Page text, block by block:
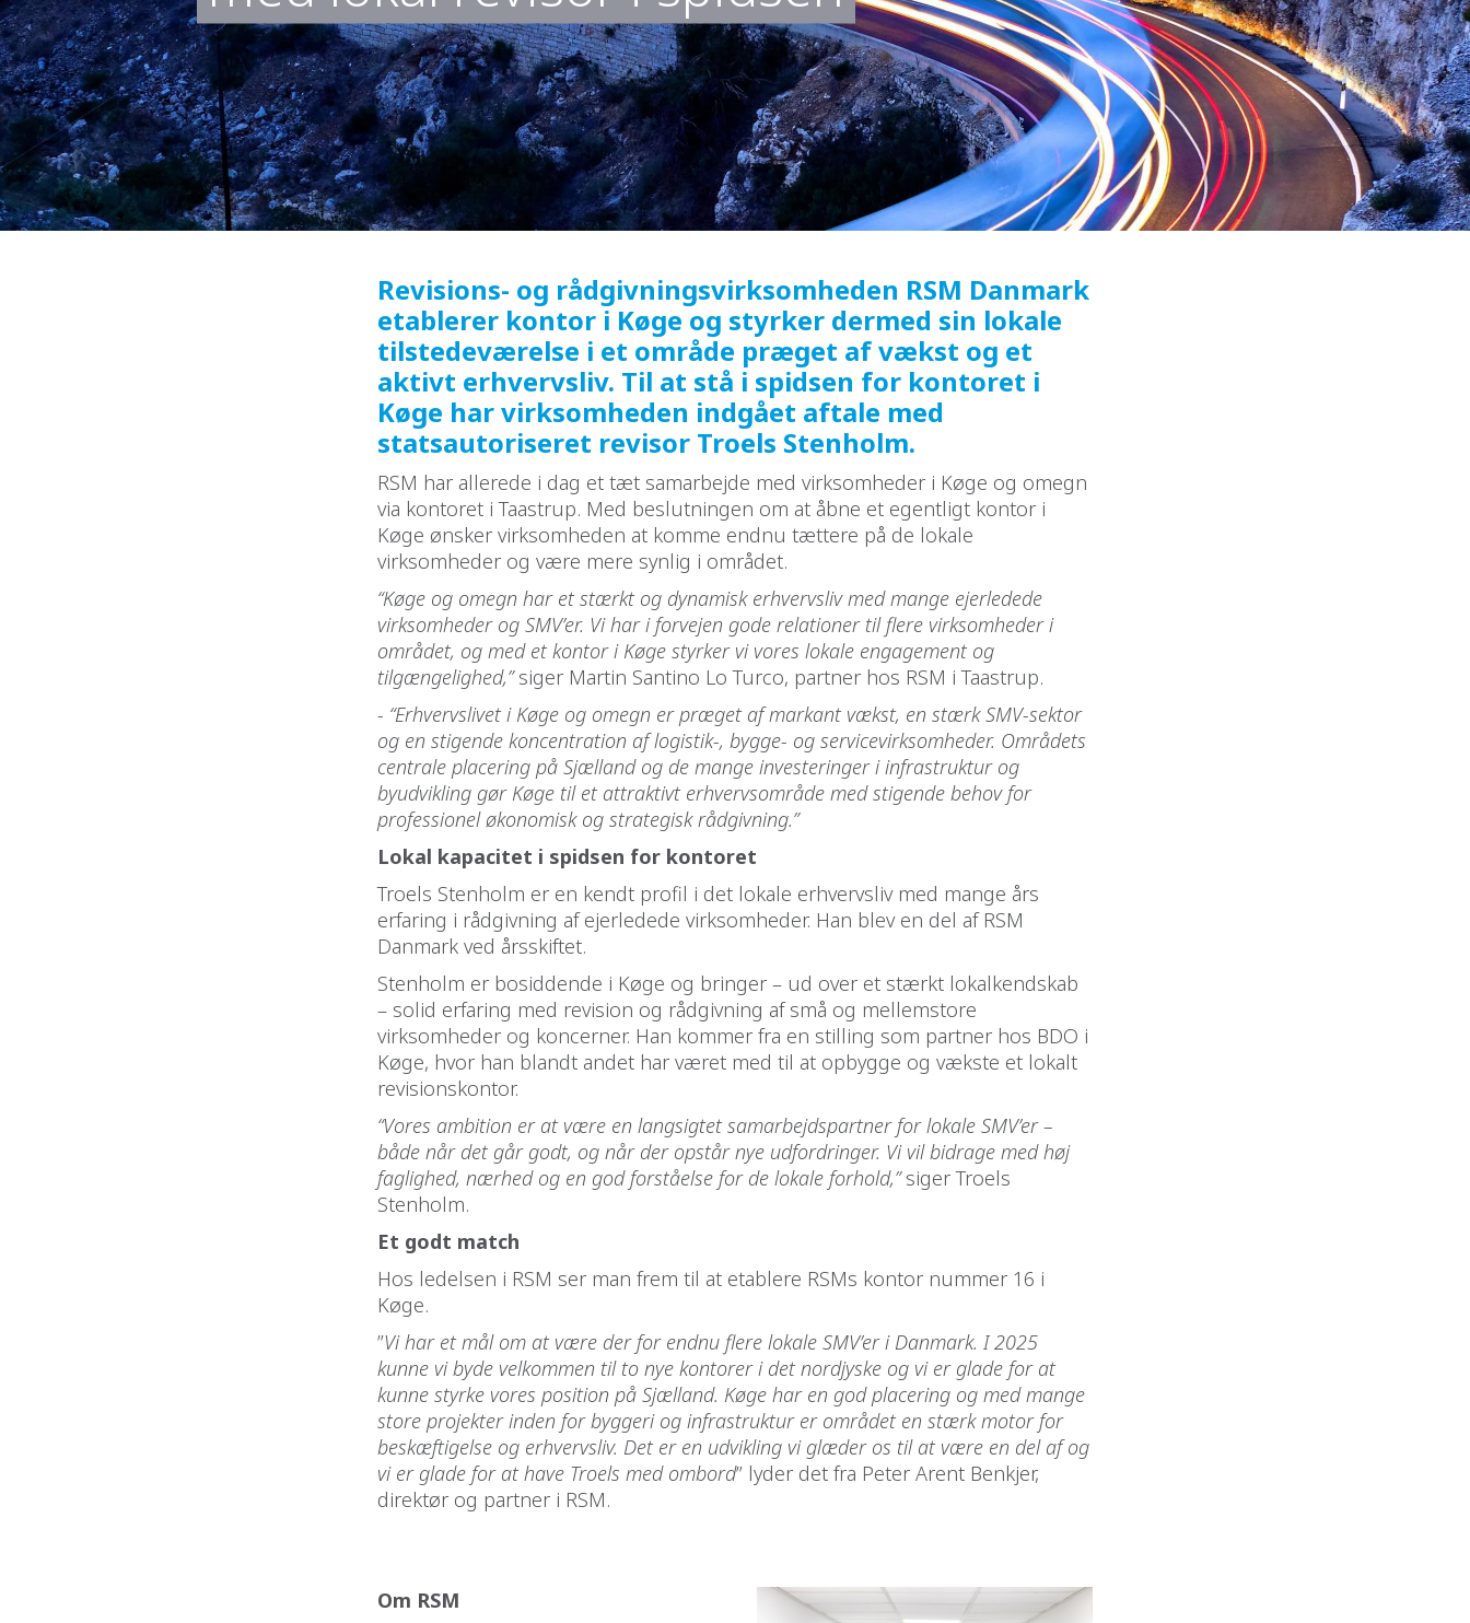
Revisions- og rådgivningsvirksomheden RSM Danmark
etablerer kontor i Køge og styrker dermed sin lokale
tilstedeværelse i et område præget af vækst og et
aktivt erhvervsliv. Til at stå i spidsen for kontoret i
Køge har virksomheden indgået aftale med
statsautoriseret revisor Troels Stenholm.
RSM har allerede i dag et tæt samarbejde med virksomheder i Køge og omegn
via kontoret i Taastrup. Med beslutningen om at åbne et egentligt kontor i
Køge ønsker virksomheden at komme endnu tættere på de lokale
virksomheder og være mere synlig i området.
“Køge og omegn har et stærkt og dynamisk erhvervsliv med mange ejerledede
virksomheder og SMV’er. Vi har i forvejen gode relationer til flere virksomheder i
området, og med et kontor i Køge styrker vi vores lokale engagement og
tilgængelighed,”siger Martin Santino Lo Turco, partner hos RSM i Taastrup.
- “Erhvervslivet i Køge og omegn er præget af markant vækst, en stærk SMV-sektor
og en stigende koncentration af logistik-, bygge- og servicevirksomheder. Områdets
centrale placering på Sjælland og de mange investeringer i infrastruktur og
byudvikling gør Køge til et attraktivt erhvervsområde med stigende behov for
professionel økonomisk og strategisk rådgivning.”
Lokal kapacitet i spidsen for kontoret
Troels Stenholm er en kendt profil i det lokale erhvervsliv med mange års
erfaring i rådgivning af ejerledede virksomheder. Han blev en del af RSM
Danmark ved årsskiftet.
Stenholm er bosiddende i Køge og bringer – ud over et stærkt lokalkendskab
– solid erfaring med revision og rådgivning af små og mellemstore
virksomheder og koncerner. Han kommer fra en stilling som partner hos BDO i
Køge, hvor han blandt andet har været med til at opbygge og vækste et lokalt
revisionskontor.
“Vores ambition er at være en langsigtet samarbejdspartner for lokale SMV’er –
både når det går godt, og når der opstår nye udfordringer. Vi vil bidrage med høj
faglighed, nærhed og en god forståelse for de lokale forhold,”siger Troels
Stenholm.
Et godt match
Hos ledelsen i RSM ser man frem til at etablere RSMs kontor nummer 16 i
Køge.
”Vi har et mål om at være der for endnu flere lokale SMV’er i Danmark. I 2025
kunne vi byde velkommen til to nye kontorer i det nordjyske og vi er glade for at
kunne styrke vores position på Sjælland. Køge har en god placering og med mange
store projekter inden for byggeri og infrastruktur er området en stærk motor for
beskæftigelse og erhvervsliv. Det er en udvikling vi glæder os til at være en del af og
vi er glade for at have Troels med ombord” lyder det fra Peter Arent Benkjer,
direktør og partner i RSM.
Om RSM